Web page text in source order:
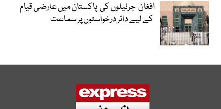
افغان جرنیلوں کی پاکستان میں عارضی قیام
کے لیے دائر درخواستوں پر سماعت